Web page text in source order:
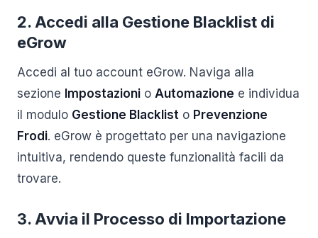
2. Accedi alla Gestione Blacklist di
eGrow
Accedi al tuo account eGrow. Naviga alla
sezione Impostazioni o Automazione e individua
il modulo Gestione Blacklist o Prevenzione
Frodi. eGrow è progettato per una navigazione
intuitiva, rendendo queste funzionalità facili da
trovare.
3. Avvia il Processo di Importazione